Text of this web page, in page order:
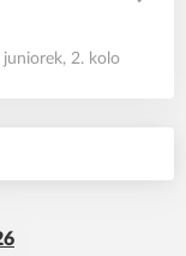
juniorek, 2. kolo